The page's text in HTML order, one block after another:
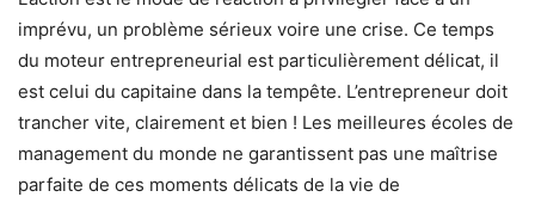
imprévu, un problème sérieux voire une crise. Ce temps
du moteur entrepreneurial est particulièrement délicat, il
est celui du capitaine dans la tempête. L’entrepreneur doit
trancher vite, clairement et bien ! Les meilleures écoles de
management du monde ne garantissent pas une maîtrise
parfaite de ces moments délicats de la vie de